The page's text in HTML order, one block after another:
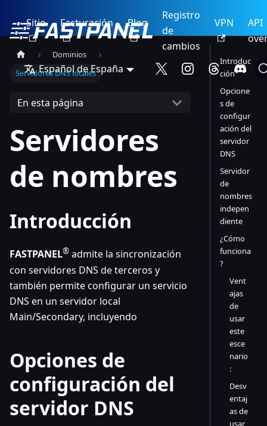
Sitio Facturación Blog
Registro
de
cambios
VPN
API
Español de España
Dominios
Servidores DNS locales
En esta página
Servidores
de nombres
Introducción
FASTPANEL® admite la sincronización
con servidores DNS de terceros y
también permite configurar un servicio
DNS en un servidor local
Main/Secondary, incluyendo
Opciones de
configuración del
servidor DNS
Introduc
ción
Opcione
s de
configur
ación del
servidor
DNS
Servidor
de
nombres
indepen
diente
¿Cómo
funciona
?
Vent
ajas
de
usar
este
esce
nario
:
Desv
entaj
as de
usar